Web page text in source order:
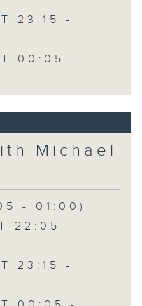
23:15 -
00:05 -
Michael
- 01:00)
22:05 -
23:15 -